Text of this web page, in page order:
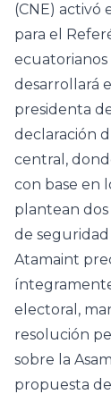
(CNE) activó
para el
ecuatorianos
desarrollará
presidenta
declaración
central,
con base en
plantean
de seguridad
Atamaint
electoral,
resolución
sobre la
propuesta